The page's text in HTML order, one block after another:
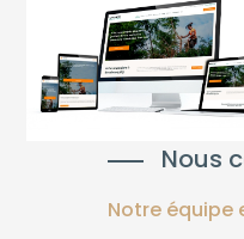
Nous
Notre équipe